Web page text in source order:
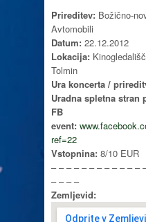
Prireditev: Božično-
Avtomobili
Datum: 22.12.2012
Lokacija:
Tolmin
Ura koncerta /
Uradna spletna stran
FB
event:
ref=22
Vstopnina: 8/10 EUR
– – – – – – – – – – – –
– – – –
Zemljevid: